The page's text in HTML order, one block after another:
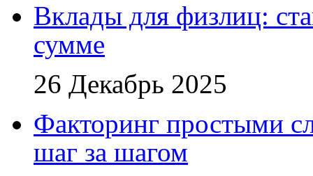
Вклады для физлиц:
сумме
26 Декабрь 2025
Факторинг простыми
шаг за шагом